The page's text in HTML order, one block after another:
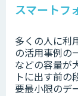
スマートフ
多くの人に利
の活用事例の
などの容量が
トに出す前の
要最小限のデ